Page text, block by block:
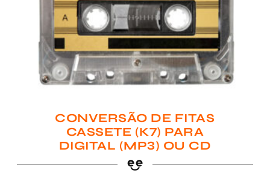
CONVERSÃO DE FITAS
CASSETE (K7) PARA
DIGITAL (MP3) OU CD